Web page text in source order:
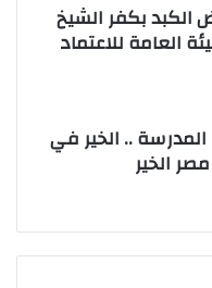
الكبد بكفر الشيخ
العامة للاعتماد
.. الخير في
الخير